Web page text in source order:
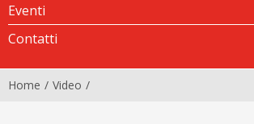
Eventi
Contatti
Home Video